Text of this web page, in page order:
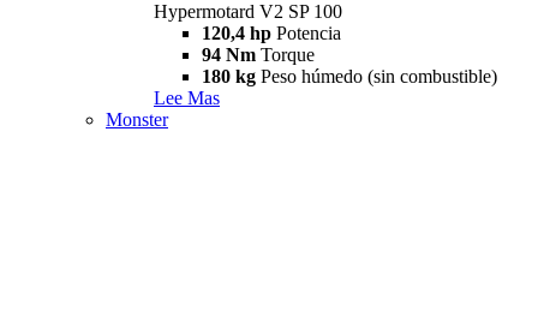
Hypermotard V2 SP 100
120,4 hp Potencia
94 Nm Torque
180 kg Peso húmedo (sin combustible)
Lee Mas
Monster